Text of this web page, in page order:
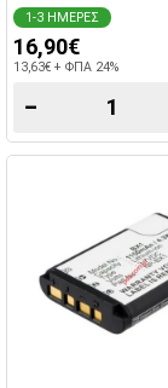
1-3 ΗΜΕΡΕΣ
16,90€
13,63€ + ΦΠΑ 24%
−